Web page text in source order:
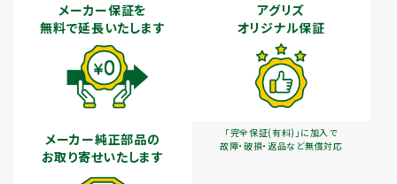
メーカー保証を
無料で延長いたします
アグリズ
オリジナル保証
「完全保証(有料)」に加入で
故障・破損・返品など無償対応
メーカー純正部品の
お取り寄せいたします